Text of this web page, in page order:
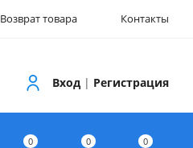
Возврат товара Контакты
Вход | Регистрация
0 0 0